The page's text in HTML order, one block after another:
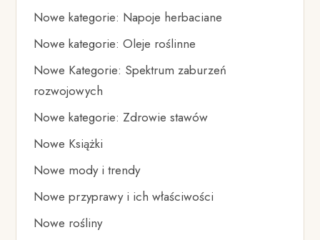
Nowe kategorie: Napoje herbaciane
Nowe kategorie: Oleje roślinne
Nowe Kategorie: Spektrum zaburzeń
rozwojowych
Nowe kategorie: Zdrowie stawów
Nowe Książki
Nowe mody i trendy
Nowe przyprawy i ich właściwości
Nowe rośliny